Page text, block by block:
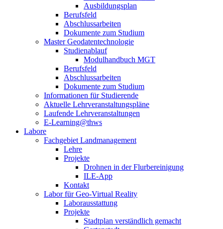
Ausbildungsplan
Berufsfeld
Abschlussarbeiten
Dokumente zum Studium
Master Geodatentechnologie
Studienablauf
Modulhandbuch MGT
Berufsfeld
Abschlussarbeiten
Dokumente zum Studium
Informationen für Studierende
Aktuelle Lehrveranstaltungspläne
Laufende Lehrveranstaltungen
E-Learning@thws
Labore
Fachgebiet Landmanagement
Lehre
Projekte
Drohnen in der Flurbereinigung
ILE-App
Kontakt
Labor für Geo-Virtual Reality
Laborausstattung
Projekte
Stadtplan verständlich gemacht